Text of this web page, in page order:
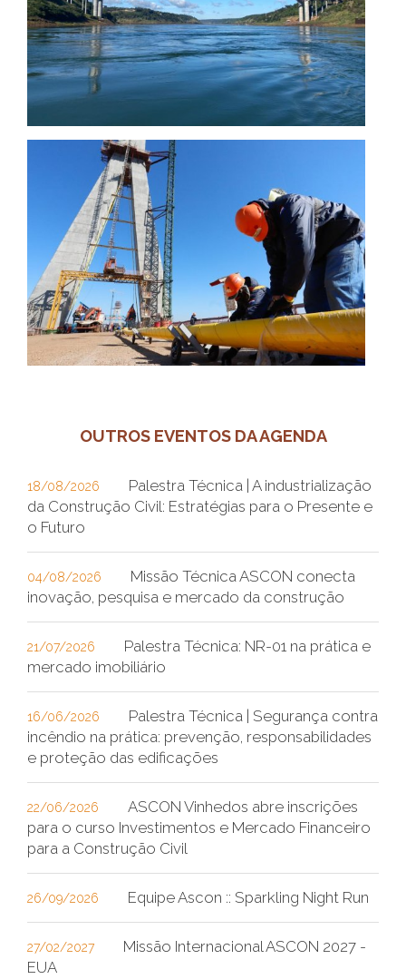
OUTROS EVENTOS DA AGENDA
18/08/2026
Palestra Técnica | A industrialização
da Construção Civil: Estratégias para o Presente e
o Futuro
04/08/2026
Missão Técnica ASCON conecta
inovação, pesquisa e mercado da construção
21/07/2026
Palestra Técnica: NR-01 na prática e
mercado imobiliário
16/06/2026
Palestra Técnica | Segurança contra
incêndio na prática: prevenção, responsabilidades
e proteção das edificações
22/06/2026
ASCON Vinhedos abre inscrições
para o curso Investimentos e Mercado Financeiro
para a Construção Civil
26/09/2026 Equipe Ascon :: Sparkling Night Run
27/02/2027
Missão Internacional ASCON 2027 -
EUA